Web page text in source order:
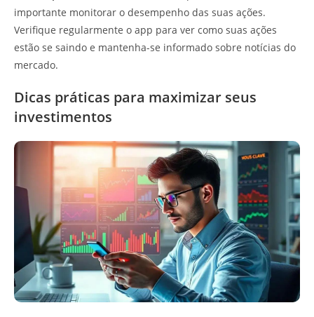
importante monitorar o desempenho das suas ações.
Verifique regularmente o app para ver como suas ações
estão se saindo e mantenha-se informado sobre notícias do
mercado.
Dicas práticas para maximizar seus
investimentos